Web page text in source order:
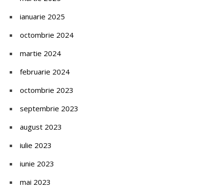
ianuarie 2025
octombrie 2024
martie 2024
februarie 2024
octombrie 2023
septembrie 2023
august 2023
iulie 2023
iunie 2023
mai 2023